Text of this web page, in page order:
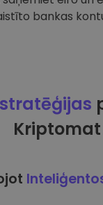
bankas
Kriptomat